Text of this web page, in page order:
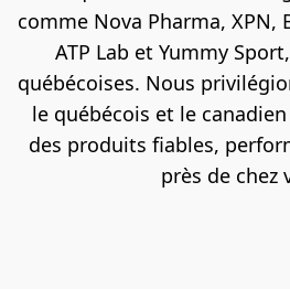
comme Nova Pharma, XPN,
ATP Lab et Yummy
québécoises. Nous
le québécois et le
des produits fiables,
près de chez